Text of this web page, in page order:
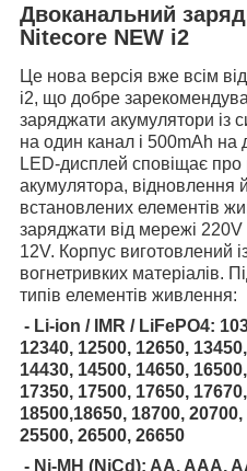
Двоканальний
Nitecore NEW i2
Це нова версія вже всім
i2, що добре
заряджати акумулятори із
на один канал і 500mAh на
LED-дисплей сповіщає про
акумулятора, відновлення
встановлених елементів
заряджати від мережі 220V
12V. Корпус виготовлений
вогнетривких матеріалів.
типів елементів живлення:
- Li-ion / IMR / LiFePO4:
12340, 12500, 12650,
14430, 14500, 14650,
17350, 17500, 17650,
18500,18650, 18700,
25500, 26500, 26650
- Ni-MH (NiCd): AA, AAA,